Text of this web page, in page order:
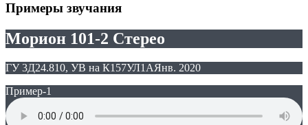
Примеры звучания
Морион 101-2 Стерео
ГУ 3Д24.810, УВ на К157УЛ1АЯнв. 2020
Пример-1